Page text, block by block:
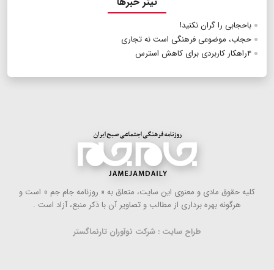
باحجابی را گران نکنید!
حجاب، موضوعی فرهنگی است نه تجاری
۴راهکار کاربردی برای کاهش استرس
كلیه حقوق مادی و معنوی این سایت، متعلق به « روزنامه جام جم » است و
هرگونه بهره ‌برداری از مطالب و تصاویر آن با ذكر منبع، آزاد است .
طراح سایت : شرکت نوآوران تارنماگستر